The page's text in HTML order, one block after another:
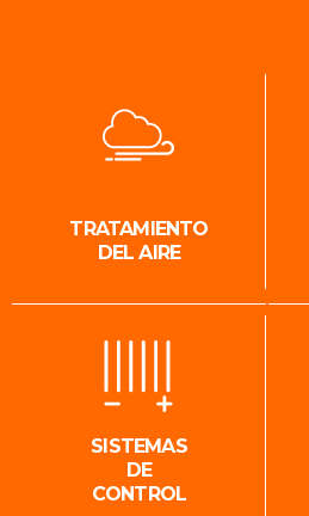
TRATAMIENTO
DEL AIRE
SISTEMAS
DE
CONTROL